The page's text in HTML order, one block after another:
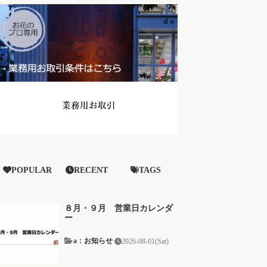
POPULAR RECENT TAGS
８月・９月 営業日カレンダ
ー
a：お知らせ 2026-08-01(Sat)